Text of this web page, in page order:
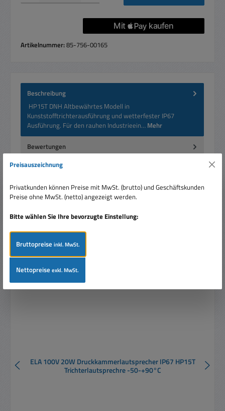
Artikelnummer:85-756-00165
Beschreibung
HP15T DNH Altbewährtes Modell in
Kunststofftrichterausführung und wetterfester IP67
Ausführung. Für den rauhen Industrieein… Mehr
Bewertungen
Produktgalerie überspringen
Ähnliche Artikel
ELA 100V 20W Druckkammerlautsprecher IP67 HP15T
Trichterlautsprechre -50-+90°C
Preisauszeichnung
Privatkunden können Preise mit MwSt. (brutto) und Geschäftskunden
Preise ohne MwSt. (netto) angezeigt werden.
Bitte wählen Sie Ihre bevorzugte Einstellung:
Bruttopreiseinkl. MwSt.
Nettopreiseexkl. MwSt.